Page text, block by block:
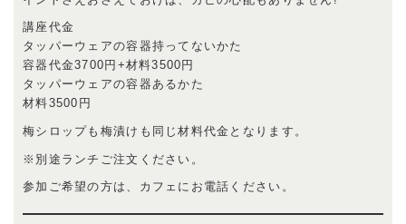
講座代金
タッパーウェアの容器持ってないかた
容器代金3700円+材料3500円
タッパーウェアの容器あるかた
材料3500円
梅シロップも梅漬けも同じ材料代金となります。
※別途ランチご注文ください。
参加ご希望の方は、カフェにお電話ください。